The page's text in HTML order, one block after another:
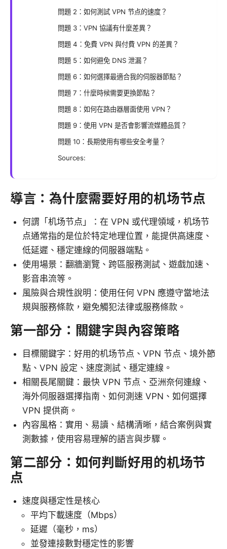
問題 2：如何測試 VPN 节点的速度？
問題 3：VPN 協議有什麼差異？
問題 4：免費 VPN 與付費 VPN 的差異？
問題 5：如何避免 DNS 泄漏？
問題 6：如何選擇最適合我的伺服器節點？
問題 7：什麼時候需要更換節點？
問題 8：如何在路由器層面使用 VPN？
問題 9：使用 VPN 是否會影響流媒體品質？
問題 10：長期使用有哪些安全考量？
Sources:
導言：為什麼需要好用的机场节点
何謂「机场节点」：在 VPN 或代理領域，机场节
点通常指的是位於特定地理位置，能提供高速度、
低延遲、穩定連線的伺服器端點。
使用場景：翻牆瀏覽、跨區服務測試、遊戲加速、
影音串流等。
風險與合規性說明：使用任何 VPN 應遵守當地法
規與服務條款，避免觸犯法律或服務條款。
第一部分：關鍵字與內容策略
目標關鍵字：好用的机场节点、VPN 节点、境外節
點、VPN 設定、速度測試、穩定連線。
相關長尾關鍵：最快 VPN 节点、亞洲奈何連線、
海外伺服器選擇指南、如何測速 VPN、如何選擇
VPN 提供商。
內容風格：實用、易讀、結構清晰，結合案例與實
測數據，使用容易理解的語言與步驟。
第二部分：如何判斷好用的机场节
点
速度與穩定性是核心
平均下載速度（Mbps）
延遲（毫秒，ms）
並發連接數對穩定性的影響